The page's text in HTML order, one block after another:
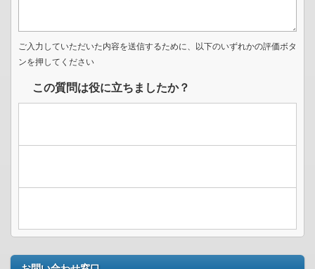
ご入力していただいた内容を送信するために、以下のいずれかの評価ボタ
ンを押してください
この質問は役に立ちましたか？